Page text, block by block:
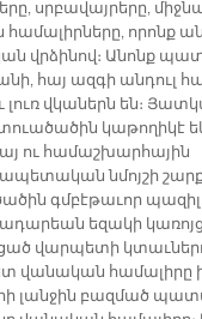
սրբավայրերը,
որոնք
վրձինով։ Անոնք
հայ ազգի անդուլ
լուռ վկաներն են։
կաթողիկէ
ու համաշխարհային
նմոյշի
գմբէթաւոր
եզակի
վարպետի
վանական համալիրը
լանջին բազմած